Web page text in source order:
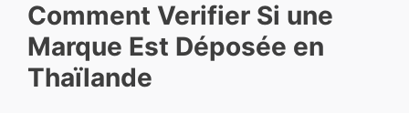
Comment Verifier Si une
Marque Est Déposée en
Thaïlande